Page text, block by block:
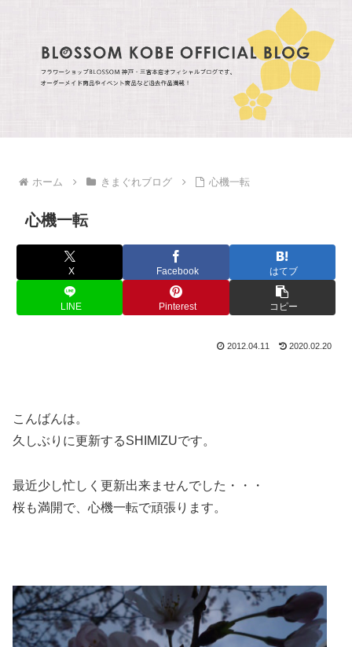
ホーム きまぐれブログ 心機一転
心機一転
X Facebook はてブ
LINE Pinterest コピー
2012.04.11 2020.02.20
こんばんは。
久しぶりに更新するSHIMIZUです。
最近少し忙しく更新出来ませんでした・・・
桜も満開で、心機一転で頑張ります。